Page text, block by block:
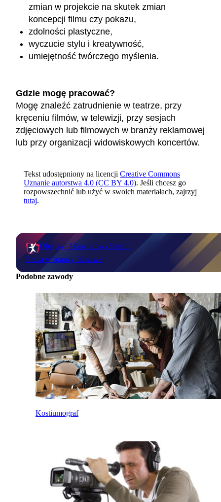
zmian w projekcie na skutek zmian
koncepcji filmu czy pokazu,
zdolności plastyczne,
wyczucie stylu i kreatywność,
umiejętność twórczego myślenia.
Gdzie mogę pracować?
Mogę znaleźć zatrudnienie w teatrze, przy
kręceniu filmów, w telewizji, przy sesjach
zdjęciowych lub filmowych w branży reklamowej
lub przy organizacji widowiskowych koncertów.
Tekst udostępniony na licencji Creative Commons
Uznanie autorstwa 4.0 (CC BY 4.0). Jeśli chcesz go
rozpowszechnić lub użyć w swoich materiałach, zajrzyj
tutaj.
Obejrzyj #ZawodowyStream:
Praca w branży filmowej
Podobne zawody
Kostiumograf